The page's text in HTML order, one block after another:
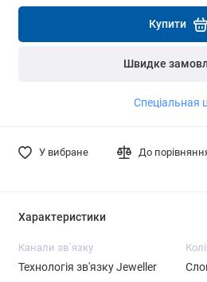
Купити
Швидке
Спеціальная
У вибране До
Характеристики
Канали зв`язку
Технологія зв'язку Jeweller